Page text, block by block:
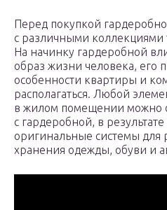
Перед покупкой
с различными коллекциями
На начинку гардеробной
образ жизни человека, его
особенности квартиры и
располагаться. Любой
в жилом помещении можно
с гардеробной, в результате
оригинальные системы
хранения одежды, обуви и